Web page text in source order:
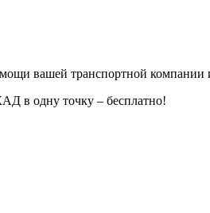
вашей транспортной
в одну точку – бесплатно!